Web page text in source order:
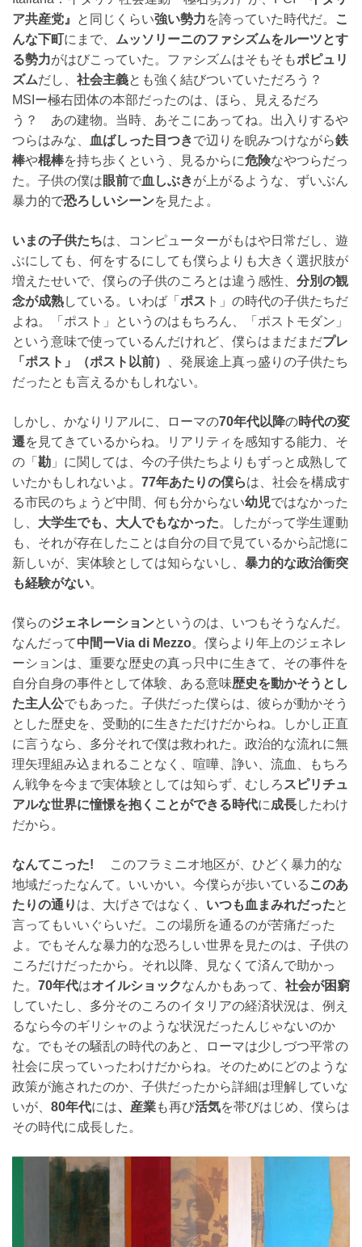
ア共産党』
と同じくらい強い勢力を誇っていた時代だ。
こ
んな下町にまで、 ムッソリーニのファシズムをルーツとす
る勢力がはびこっていた。ファシズムはそもそもポピュリ
ズムだし、 社会主義とも強く結びついていただろう？
MSIー極右団体の本部だったのは、ほら、見えるだろ
う？ あの建物。当時、あそこにあってね。出入りするや
つらはみな、
血ばしった目つきで辺りを睨みつけながら鉄
棒や棍棒を持ち歩くという、見るからに危険なやつらだっ
た。子供の僕は眼前で血しぶきが上がるような、ずいぶん
暴力的で恐ろしいシーンを見たよ。
いまの子供たちは、コンピューターがもはや日常だし、遊
ぶにしても、何をするにしても僕らよりも大きく選択肢が
増えたせいで、僕らの子供のころとは違う感性、 分別の観
念が成熟している。いわば「 ポス ト」の時代の子供たちだ
よね。「ポスト」というのはもちろん、「ポストモダン」
という意味で使っているんだけれど、僕らはまだまだプレ
「ポスト」（ポスト以前）
、発展途上真っ盛りの子供たち
だったとも言えるかもしれない。
しかし、かなりリアルに、ローマの70年代以降の時代の変
遷を見てきているからね。リアリティを感知する能力、そ
の「 勘 」に関しては、今の子供たちよりもずっと成熟して
いたかもしれないよ。 77年あたりの僕らは、社会を構成す
る市民のちょうど中間、何も分からない幼児ではなかった
し、 大学生でも、大人でもなかった。したがって学生運動
も、それが存在したことは自分の目で見ているから記憶に
新しいが、実体験としては知らないし、 暴力的な政治衝突
も経験がない。
僕らのジェネレーションというのは、いつもそうなんだ。
なんだって中間ーVia di Mezzo。僕らより年上のジェネレ
ーションは、重要な歴史の真っ只中に生きて、その事件を
自分自身の事件として体験、ある意味歴史を動かそうとし
た主人公でもあった。子供だった僕らは、彼らが動かそう
とした歴史を、受動的に生きただけだからね。しかし正直
に言うなら、多分それで僕は救われた。政治的な流れに無
理矢理組み込まれることなく、喧嘩、諍い、流血、もちろ
ん戦争を今まで実体験としては知らず、むしろ スピリチュ
アルな世界に憧憬を抱くことができる時代に成長したわけ
だから。
なんてこった! このフラミニオ地区が、ひどく暴力的な
地域だったなんて。いいかい。今僕らが歩いている このあ
たりの通り は、大げさではなく、 いつも血まみれだったと
言ってもいいぐらいだ。この場所を通るのが苦痛だった
よ。でもそんな暴力的な恐ろしい世界を見たのは、子供の
ころだけだったから。それ以降、見なくて済んで助かっ
た。 70年代はオイルショックなんかもあって、 社会が困窮
していたし、多分そのころのイタリアの経済状況は、例え
るなら今のギリシャのような状況だったんじゃないのか
な。でもその騒乱の時代のあと、ローマは少しづつ平常の
社会に戻っていったわけだからね。そのためにどのような
政策が施されたのか、子供だったから詳細は理解していな
いが、 80年代には、産業も再び活気を帯びはじめ、僕らは
その時代に成長した。